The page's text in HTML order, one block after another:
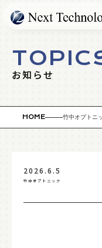
お知らせ
HOME 竹中オプトニ
2026.6.5
竹中オプトニック